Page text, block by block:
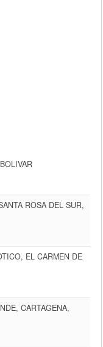
ROSA DEL SUR,
EL CARMEN DE
CARTAGENA,